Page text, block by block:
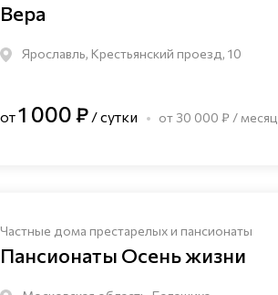
Вера
Ярославль, Крестьянский проезд, 10
от1 000 ₽ / сутки от 30 000 ₽ / месяц
Частные дома престарелых и пансионаты
Пансионаты Осень жизни